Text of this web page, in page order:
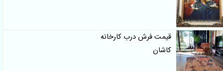
قیمت فرش درب کارخانه
کاشان